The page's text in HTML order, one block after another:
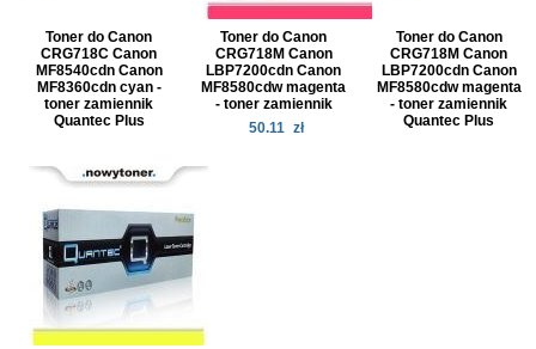
Toner do Canon
CRG718C Canon
MF8540cdn Canon
MF8360cdn cyan -
toner zamiennik
Quantec Plus
Toner do Canon
CRG718M Canon
LBP7200cdn Canon
MF8580cdw magenta
- toner zamiennik
50.11 zł
Toner do Canon
CRG718M Canon
LBP7200cdn Canon
MF8580cdw magenta
- toner zamiennik
Quantec Plus